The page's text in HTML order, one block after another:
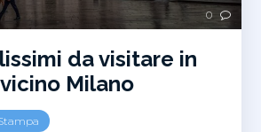
0
da visitare in
Milano